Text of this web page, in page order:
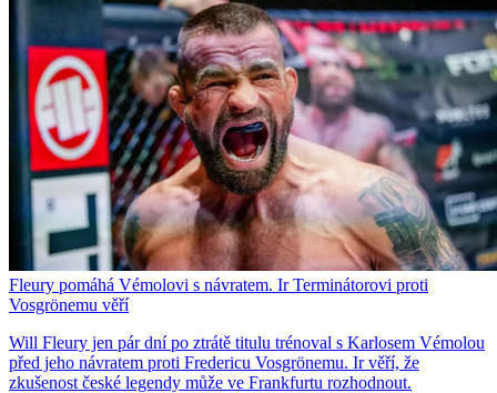
Fleury pomáhá Vémolovi s návratem. Ir Terminátorovi proti
Vosgrönemu věří
Will Fleury jen pár dní po ztrátě titulu trénoval s Karlosem Vémolou
před jeho návratem proti Fredericu Vosgrönemu. Ir věří, že
zkušenost české legendy může ve Frankfurtu rozhodnout.